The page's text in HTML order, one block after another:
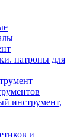
патроны для
инструмент,
и